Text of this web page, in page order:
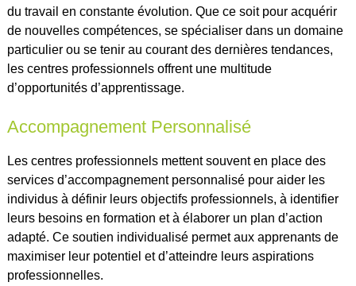
du travail en constante évolution. Que ce soit pour acquérir
de nouvelles compétences, se spécialiser dans un domaine
particulier ou se tenir au courant des dernières tendances,
les centres professionnels offrent une multitude
d’opportunités d’apprentissage.
Accompagnement Personnalisé
Les centres professionnels mettent souvent en place des
services d’accompagnement personnalisé pour aider les
individus à définir leurs objectifs professionnels, à identifier
leurs besoins en formation et à élaborer un plan d’action
adapté. Ce soutien individualisé permet aux apprenants de
maximiser leur potentiel et d’atteindre leurs aspirations
professionnelles.